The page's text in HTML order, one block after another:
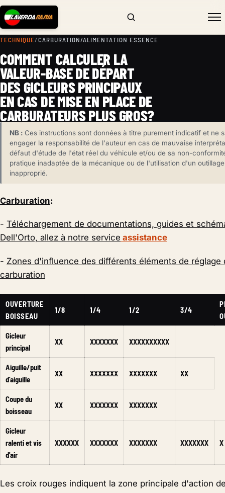
TECHNIQUE/CARBURATION/ALIMENTATION ESSENCE
COMMENT CALCULER LA
VALEUR-BASE DE DÉPART
DES GICLEURS PRINCIPAUX
EN CAS DE MISE EN PLACE DE
CARBURATEURS PLUS GROS?
NB : Ces instructions sont données à titre purement indicatif et ne
engager la responsabilité de l'auteur en cas de mauvaise
défaut d'étude de l'état réel du véhicule et/ou de sa non-
pratique inadaptée de la mécanique ou de l'utilisation d'un outillage
inapproprié.
Carburation:
- Téléchargement de documentations, guides et
Dell'Orto, allez à notre service assistance
- Zones d'influence des différents éléments de réglage
carburation
OUVERTURE
BOISSEAU
1/8 1/4 1/2 3/4
Gicleur
principal
XX XXXXXXX XXXXXXXXXX
Aiguille/puit
d'aiguille
XX XXXXXXX XXXXXXX XX
Coupe du
boisseau
XX XXXXXXX XXXXXXX
Gicleur
ralenti et vis
d'air
XXXXXX XXXXXXX XXXXXXX XXXXXXX X
Les croix rouges indiquent la zone principale d'action